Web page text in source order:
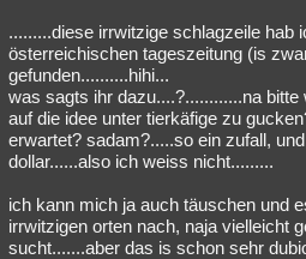
.........diese irrwitzige schlagzeile hab
österreichischen tageszeitung (is
gefunden..........hihi...
was sagts ihr dazu....?............na
auf die idee unter tierkäfige zu
erwartet? sadam?.....so ein zufall,
dollar......also ich weiss nicht.........
ich kann mich ja auch täuschen und
irrwitzigen orten nach, naja vielleicht
sucht.......aber das is schon sehr